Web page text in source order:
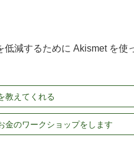
減するために Akismet を使
教えてくれる
金のワークショップをします